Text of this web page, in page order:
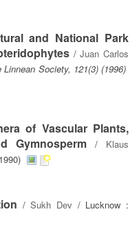
and National Park
/Juan Carlos
Society, 121(3) (1996)
of Vascular Plants,
Gymnosperm / Klaus
/Sukh Dev / Lucknow :